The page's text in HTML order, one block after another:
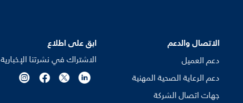
الاتصال والدعم
دعم العميل
دعم الرعاية الصحية المهنية
جهات اتصال الشركة
ابق على اطلاع
الاشتراك في نشرتنا الإخبارية